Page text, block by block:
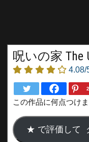
呪いの家 The
4.08/
2
この作品に何点つけ